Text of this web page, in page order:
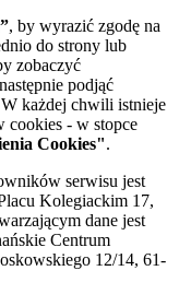
, by wyrazić zgodę na
do strony lub
zobaczyć
podjąć
każdej chwili istnieje
cookies - w stopce
Cookies".
serwisu jest
Kolegiackim 17,
dane jest
Centrum
12/14, 61-